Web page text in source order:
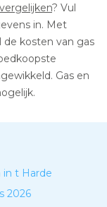
? Vul
in. Met
de kosten van gas
Gas en
in t Harde
2026